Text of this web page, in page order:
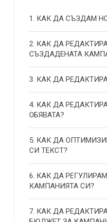
1. КАК ДА СЪЗДАМ
2. КАК ДА
СЪЗДАДЕНАТА
3. КАК ДА
4. КАК ДА
ОБЯВАТА?
5. КАК ДА
СИ ТЕКСТ?
6. КАК ДА
КАМПАНИЯТА СИ?
7. КАК ДА